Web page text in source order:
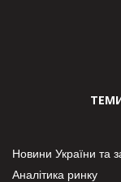
Новини України та
Аналітика ринку